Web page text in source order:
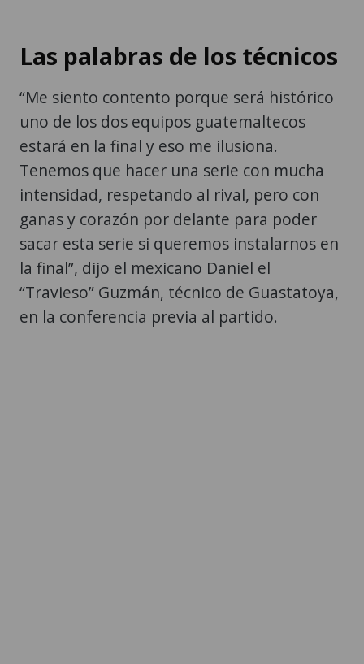
Las palabras de los técnicos
“Me siento contento porque será histórico
uno de los dos equipos guatemaltecos
estará en la final y eso me ilusiona.
Tenemos que hacer una serie con mucha
intensidad, respetando al rival, pero con
ganas y corazón por delante para poder
sacar esta serie si queremos instalarnos en
la final”, dijo el mexicano Daniel el
“Travieso” Guzmán, técnico de Guastatoya,
en la conferencia previa al partido.